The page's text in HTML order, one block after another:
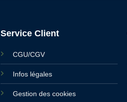
Service Client
CGU/CGV
Infos légales
Gestion des cookies